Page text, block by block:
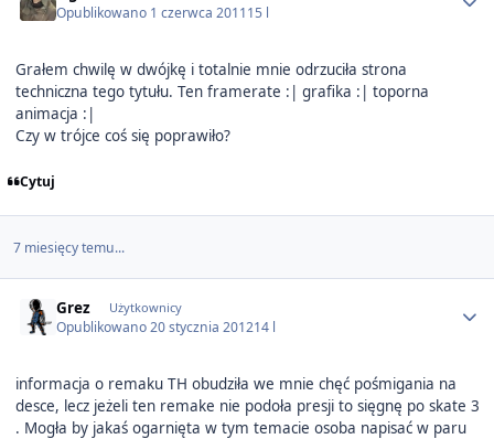
Opublikowano 1 czerwca 201115 l
Grałem chwilę w dwójkę i totalnie mnie odrzuciła strona
techniczna tego tytułu. Ten framerate :| grafika :| toporna
animacja :|
Czy w trójce coś się poprawiło?
Cytuj
7 miesięcy temu...
Grez Użytkownicy
Opublikowano20 stycznia 201214 l
informacja o remaku TH obudziła we mnie chęć pośmigania na
desce, lecz jeżeli ten remake nie podoła presji to sięgnę po skate 3
. Mogła by jakaś ogarnięta w tym temacie osoba napisać w paru